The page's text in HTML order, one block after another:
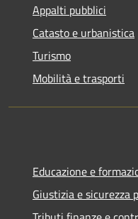
Appalti pubblici
Catasto e urbanistica
Turismo
Mobilità e trasporti
Educazione e
Giustizia e sicurezza